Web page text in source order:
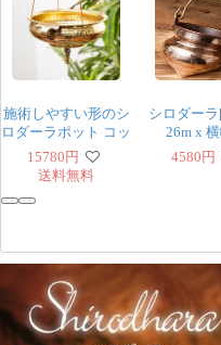
施術しやすい形のシ
ロダーラポット コッ
ク付き 550cc
15780 円
送料無料
シロダーラ
26m x 横
10.5cm 容
550ml]
4580 円